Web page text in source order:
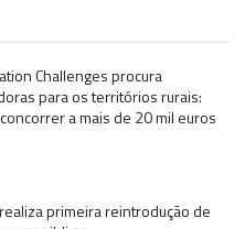
Challenges procura
para os territórios rurais:
a mais de 20 mil euros
primeira reintrodução de